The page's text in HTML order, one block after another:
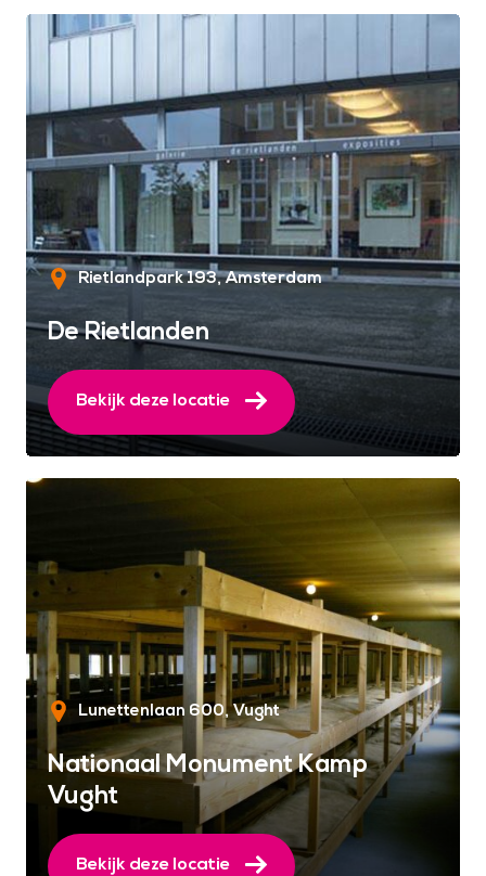
Rietlandpark 193 Amsterdam
De Rietlanden
Bekijk deze locatie
Lunettenlaan 600 Vught
Nationaal Monument Kamp
Vught
Bekijk deze locatie